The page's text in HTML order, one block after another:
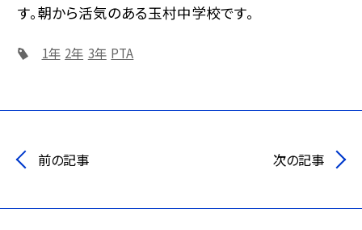
す。朝から活気のある玉村中学校です。
1年 2年 3年 PTA
前の記事 次の記事